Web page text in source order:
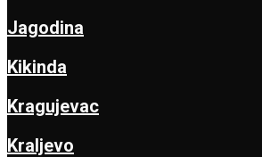
Jagodina
Kikinda
Kragujevac
Kraljevo